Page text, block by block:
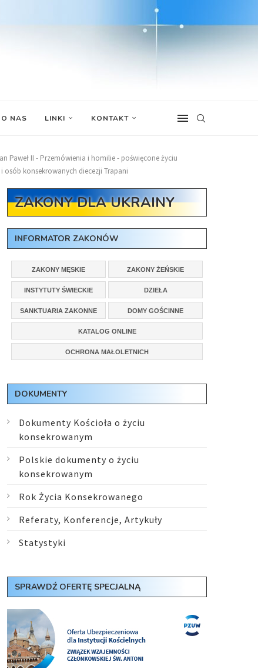
O NAS LINKI KONTAKT
Paweł II - Przemówienia i homilie - poświęcone życiu
osób konsekrowanych diecezji Trapani
ZAKONY DLA UKRAINY
INFORMATOR ZAKONÓW
ZAKONY MĘSKIE ZAKONY ŻEŃSKIE
INSTYTUTY ŚWIECKIE DZIEŁA
SANKTUARIA ZAKONNE DOMY GOŚCINNE
KATALOG ONLINE
OCHRONA MAŁOLETNICH
DOKUMENTY
Dokumenty Kościoła o życiu
konsekrowanym
Polskie dokumenty o życiu
konsekrowanym
Rok Życia Konsekrowanego
Referaty, Konferencje, Artykuły
Statystyki
SPRAWDŹ OFERTĘ SPECJALNĄ